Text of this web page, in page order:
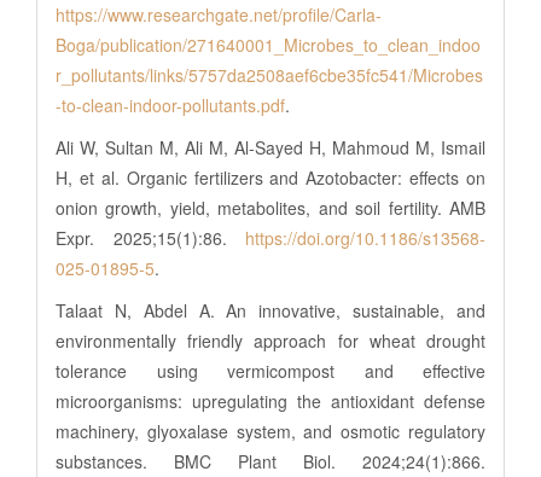
https://www.researchgate.net/profile/Carla-
Boga/publication/271640001_Microbes_to_clean_indoo
r_pollutants/links/5757da2508aef6cbe35fc541/Microbes
-to-clean-indoor-pollutants.pdf.
Ali W, Sultan M, Ali M, Al-Sayed H, Mahmoud M, Ismail
H, et al. Organic fertilizers and Azotobacter: effects on
onion growth, yield, metabolites, and soil fertility. AMB
Expr. 2025;15(1):86. https://doi.org/10.1186/s13568-
025-01895-5.
Talaat N, Abdel A. An innovative, sustainable, and
environmentally friendly approach for wheat drought
tolerance using vermicompost and effective
microorganisms: upregulating the antioxidant defense
machinery, glyoxalase system, and osmotic regulatory
substances. BMC Plant Biol. 2024;24(1):866.